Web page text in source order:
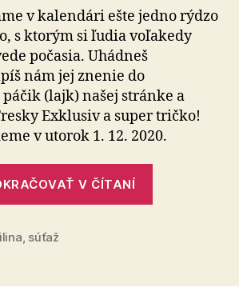
do
v kalendári ešte jedno rýdzo
s ktorým si ľudia voľakedy
počasia. Uhádneš
nám jej znenie do
(lajk) našej stránke a
Exklusiv a super tričko!
v utorok 1. 12. 2020.
V ČÍTANÍ
PRETO
, súťaž